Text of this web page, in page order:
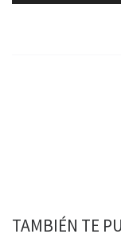
TAMBIÉN TE